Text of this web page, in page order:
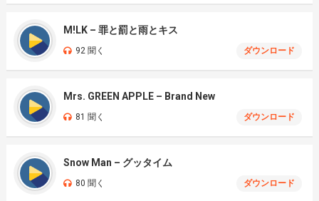
M!LK – 罪と罰と雨とキス
92 聞く ダウンロード
Mrs. GREEN APPLE – Brand New
81 聞く ダウンロード
Snow Man – グッタイム
80 聞く ダウンロード